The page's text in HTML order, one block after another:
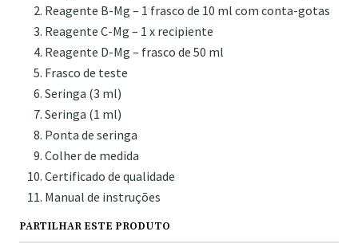
Reagente B-Mg – 1 frasco de 10 ml com conta-gotas
Reagente C-Mg – 1 x recipiente
Reagente D-Mg – frasco de 50 ml
Frasco de teste
Seringa (3 ml)
Seringa (1 ml)
Ponta de seringa
Colher de medida
Certificado de qualidade
Manual de instruções
PARTILHAR ESTE PRODUTO